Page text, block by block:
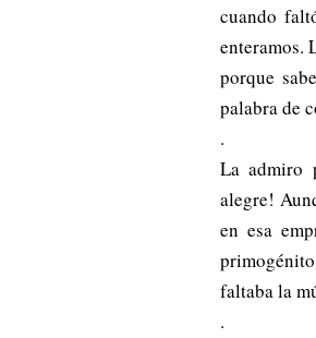
cuando
enteramos.
porque
palabra de
.
La admiro
alegre!
en esa
faltaba la
.